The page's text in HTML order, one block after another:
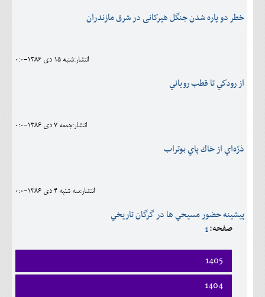
خطر دو پاره شدن جنگل هیرکانی در شرق مازندران
انتشار:شنبه 15 دی 1386-0:0
از رودكي تا قطب روياني
انتشار:جمعه 7 دی 1386-0:0
ذرّه‌اي از خاك پاي بوتراب
انتشار:سه شنبه 4 دی 1386-0:0
پيشينه حضور مسيحي ها در گرگان تاريخي
صفحه:1
1405
فروردين
1404